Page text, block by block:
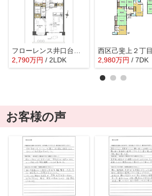
2,790万円 / 2LDK
西区己斐上２丁目
2,980万円 / 7DK
お客様の声